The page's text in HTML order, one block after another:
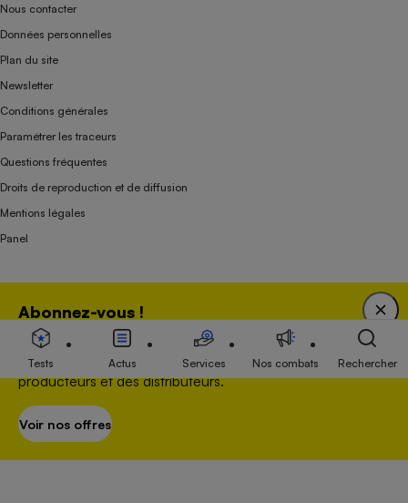
Abonnez-vous !
Bénéficiez d'une expertise unique tout en soutenant
une association 100 % indépendante de l'Etat, des
producteurs et des distributeurs.
Voir nos offres
Nous contacter
Données personnelles
Plan du site
Newsletter
Conditions générales
Paramétrer les traceurs
Questions fréquentes
Droits de reproduction et de diffusion
Mentions légales
Panel
Association indépendante de l’État, des syndicats, des producteurs et des
distributeurs depuis 1951.
Tests Actus Services Nos combats Rechercher